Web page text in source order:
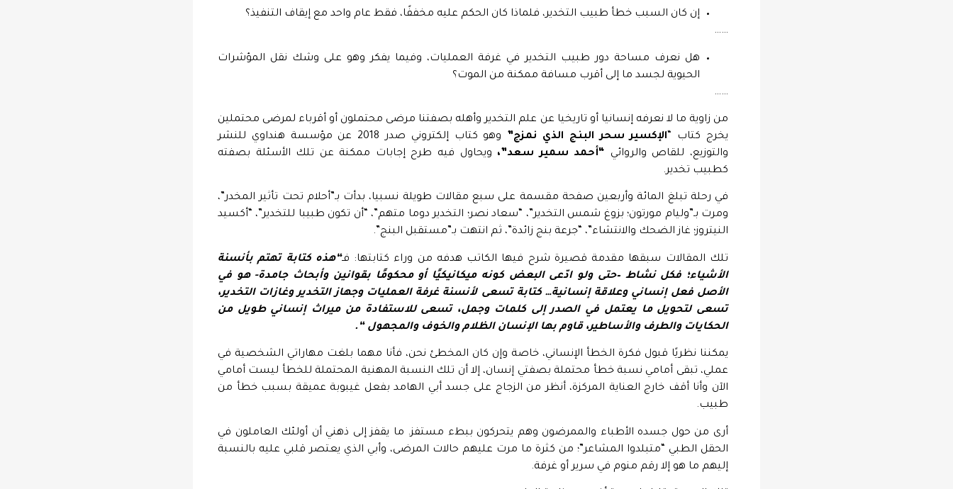
إن كان السبب خطأ طبيب التخدير، فلماذا كان الحكم عليه مخففًا، فقط عام واحد مع إيقاف التنفيذ؟
……
هل نعرف مساحة دور طبيب التخدير في غرفة العمليات، وفيما يفكر وهو على وشك نقل المؤشرات
الحيوية لجسد ما إلى أقرب مسافة ممكنة من الموت؟
……
من زاوية ما لا نعرفه إنسانيا أو تاريخيا عن علم التخدير وأهله بصفتنا مرضى محتملون أو أقرباء لمرضى محتملين
يخرج كتاب “ الإكسير سحر البنج الذي نمزج”
وهو كتاب إلكتروني صدر 2018 عن مؤسسة هنداوي للنشر
والتوزيع، للقاص والروائي “أحمد سمير سعد”، ويحاول فيه طرح إجابات ممكنة عن تلك الأسئلة بصفته
كطبيب تخدير.
في رحلة تبلغ المائة وأربعين صفحة مقسمة على سبع مقالات طويلة نسبيا، بدأت بـ”أحلام تحت تأثير المخدر”،
ومرت بـ”وليام مورتون؛ بزوغ شمس التخدير”، “سعاد نصر؛ التخدير دوما متهم”، “أن تكون طبيبا للتخدير”، “أكسيد
النيتروز؛ غاز الضحك والانتشاء”، “جرعة بنج زائدة”، ثم انتهت بـ”مستقبل البنج”.
تلك المقالات سبقها مقدمة قصيرة شرح فيها الكاتب هدفه من وراء كتابتها: فـ“هذه كتابة تهتم بأنسنة
الأشياء؛ فكل نشاط –حتى ولو ادّعى البعض كونه ميكانيكيًا أو محكومًا بقوانين وأبحاث جامدة- هو في
الأصل فعل إنساني وعلاقة إنسانية… كتابةتسعى لأنسنة غرفة العمليات وجهاز التخدير وغازات التخدير،
تسعى لتحويل ما يعتمل في الصدر إلى كلمات وجمل، تسعى للاستفادة من ميراث إنساني طويل من
الحكايات والطرف والأساطير، قاوم بها الإنسان الظلام والخوف والمجهول “.
يمكننا نظريًا قبول فكرة الخطأ الإنساني، خاصة وإن كان المخطئ نحن، فأنا مهما بلغت مهاراتي الشخصية في
عملي، تبقى أمامي نسبة خطأ محتملة بصفتي إنسان، إلا أن تلك النسبة المهنية المحتملة للخطأ ليست أمامي
الآن وأنا أقف خارج العناية المركزة، أنظر من الزجاج على جسد أبي الهامد بفعل غيبوبة عميقة بسبب خطأ من
طبيب.
أرى من حول جسده الأطباء والممرضون وهم يتحركون ببطء مستفز. ما يقفز إلى ذهني أن أولئك العاملون في
الحقل الطبي “متبلدوا المشاعر”؛ من كثرة ما مرت عليهم حالات المرضى، وأبي الذي يعتصر قلبي عليه بالنسبة
إليهم ما هو إلا رقم منوم في سرير أو غرفة.